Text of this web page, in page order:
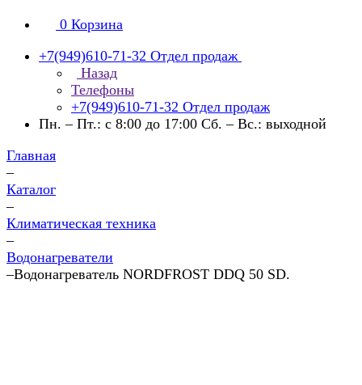
0 Корзина
+7(949)610-71-32 Отдел продаж
Назад
Телефоны
+7(949)610-71-32 Отдел продаж
Пн. – Пт.: с 8:00 до 17:00 Сб. – Вс.: выходной
Главная
–
Каталог
–
Климатическая техника
–
Водонагреватели
–Водонагреватель NORDFROST DDQ 50 SD.